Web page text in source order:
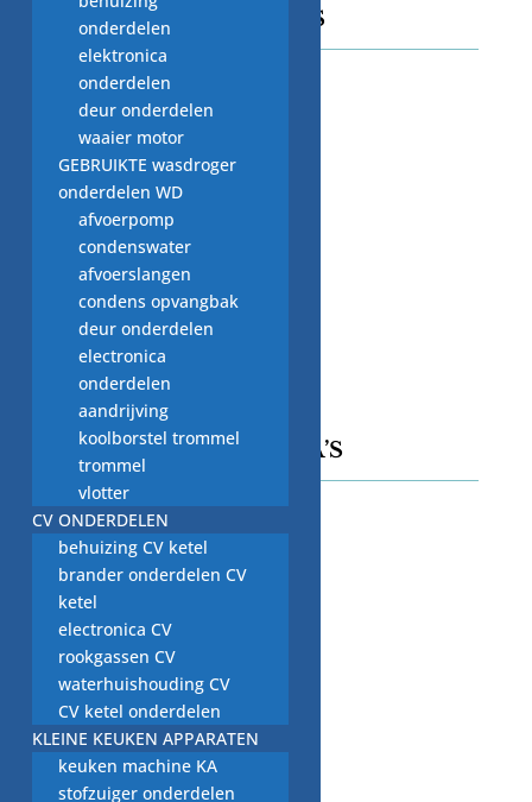
CONTACT GEGEVENS
Adres
Beekweg 52C,
5815CN, Merselo/Venray
Nederland
Telefoonnummer / Whatsapp
+31 (0) 6 2424 4580
Email
nardkeuten@gmail.com
KVK-Nummer:
14124905
BTW-nummer:
NL001844641B48
INFORMATIE PAGINA’S
Retourneren/Omruilen
Privacy Beleid
Cookiebeleid
Algemene Voorwaarden
Contact
onderdelen
elektronica
onderdelen
deur onderdelen
waaier motor
GEBRUIKTE wasdroger
onderdelen WD
afvoerpomp
condenswater
afvoerslangen
condens opvangbak
deur onderdelen
electronica
onderdelen
aandrijving
koolborstel trommel
trommel
vlotter
CV ONDERDELEN
behuizing CV ketel
brander onderdelen CV
ketel
electronica CV
rookgassen CV
waterhuishouding CV
CV ketel onderdelen
KLEINE KEUKEN APPARATEN
keuken machine KA
stofzuiger onderdelen